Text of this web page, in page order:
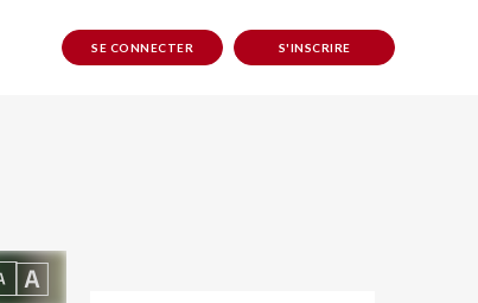
SE CONNECTER S'INSCRIRE